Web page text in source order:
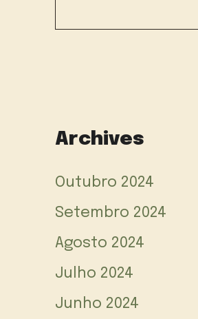
Archives
Outubro 2024
Setembro 2024
Agosto 2024
Julho 2024
Junho 2024